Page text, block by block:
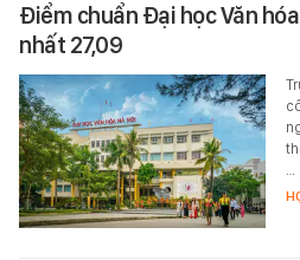
Điểm chuẩn Đại học Văn
nhất 27,09
…